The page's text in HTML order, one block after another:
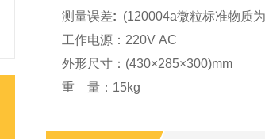
测量误差: (120004a微粒标准物质
工作电源：220V AC
外形尺寸：(430×285×300)mm
重 量：15kg